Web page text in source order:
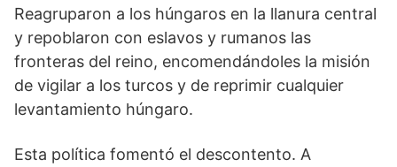
Reagruparon a los húnga­ros en la llanura central
y repoblaron con eslavos y rumanos las
fronteras del reino, encomendándoles la misión
de vigilar a los turcos y de reprimir cualquier
levantamiento húnga­ro.
Esta política fomentó el descontento. A